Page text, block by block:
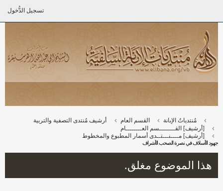
تسجيل الدُّخول
مُنتدياتُ الإبانة القسم العام
أرشيف مُنتدى التصفية والتربية
[أرشيف] القــــــــسم العــــــــام
[أرشيف] مــــنـــتــدى أسمار المطبوع والمخطوط
جهود الأسلاف في نصرة الصحب الأشراف
هذا الموضوع مغلق.